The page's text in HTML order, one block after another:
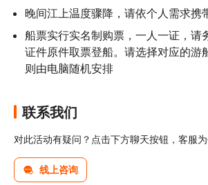
晚间江上温度骤降，请依个人需求携
船票实行实名制购票，一人一证，请
证件原件取票登船。请选择对应的游
则由电脑随机安排
联系我们
对此活动有疑问？点击下方聊天按钮，客服
线上咨询